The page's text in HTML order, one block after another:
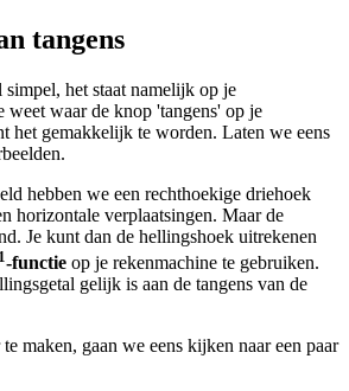
tangens
het staat namelijk op je
weet waar de knop 'tangens' op je
het gemakkelijk te worden. Laten we eens
hebben we een rechthoekige driehoek
horizontale verplaatsingen. Maar de
Je kunt dan de hellingshoek uitrekenen
-functie op je rekenmachine te gebruiken.
gelijk is aan de tangens van de
maken, gaan we eens kijken naar een paar